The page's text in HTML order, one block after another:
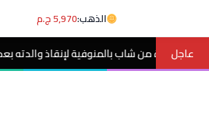
الذهب:5,970 ج.م
عاجل
سنوات من المعاناة مع ورم غامض.. فيديو